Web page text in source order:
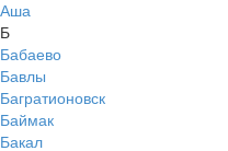
Аша
Б
Бабаево
Бавлы
Багратионовск
Баймак
Бакал